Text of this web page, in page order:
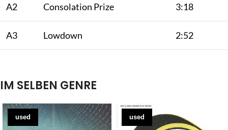
A2 Consolation Prize 3:18
A3 Lowdown 2:52
IM SELBEN GENRE
used used